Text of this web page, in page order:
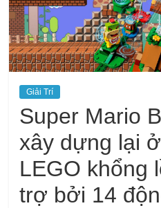
Giải Trí
Super Mario
xây dựng lại
LEGO khổng
trợ bởi 14